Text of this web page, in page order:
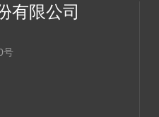
有限公司
号